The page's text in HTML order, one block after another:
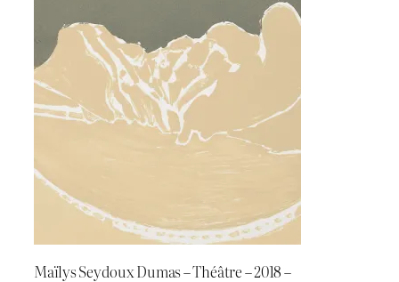
Maïlys Seydoux Dumas – Théâtre – 2018 –